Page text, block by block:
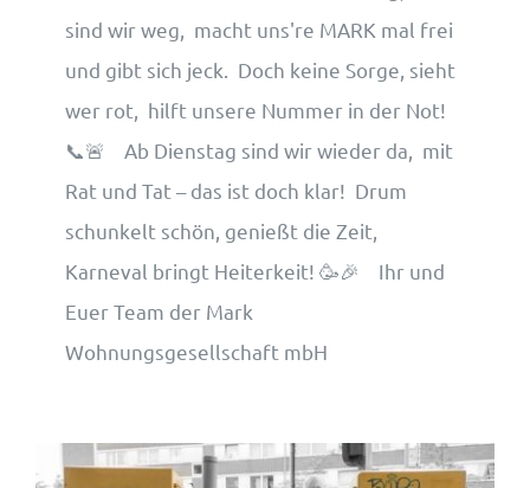
sind wir weg, macht uns're MARK mal frei
und gibt sich jeck. Doch keine Sorge, sieht
wer rot, hilft unsere Nummer in der Not!
📞🚨 Ab Dienstag sind wir wieder da, mit
Rat und Tat – das ist doch klar! Drum
schunkelt schön, genießt die Zeit,
Karneval bringt Heiterkeit! 🥳🎉 Ihr und
Euer Team der Mark
Wohnungsgesellschaft mbH